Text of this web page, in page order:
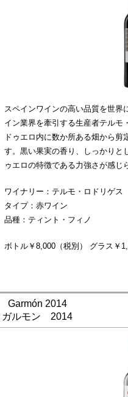
スペインワインの高い品質を世界
イン業界を牽引する生産者テルモ
ドゥエロ内に数か所ある畑から剪
す。黒い果実の香り、しっかりと
ゥエロの特徴である力強さが感じ
ワイナリー：テルモ・ロドリゲス
タイプ：赤ワイン
品種：ティント・フィノ
ボトル￥8,000（税別） グラス￥
Garmón 2014
ガルモン 2014